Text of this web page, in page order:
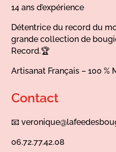
14 ans d’expérience
Détentrice du record du
grande collection de
Record.🏆
Artisanat Français – 100 %
Contact
📧
06.72.77.42.08